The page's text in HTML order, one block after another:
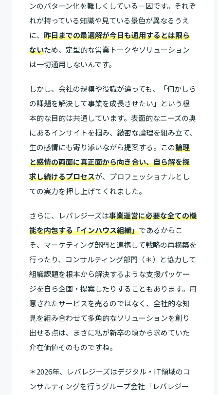
ンのパターン化を難しくしている一因です。それぞ
れが持っている知識や見ている景色が異なるうえ
に、 昨日までの最適解が今日も通用するとは限ら
ないため、定型的な営業トークやソリューション
は一切通用しないんです。
しかし、会社の規模や役職が違っても、「何かしら
の課題を解決して事業を成長させたい」という根
本的な目的は共通しています。表面的なニーズの奥
にあるインサイトを掴み、緻密な論理を組み立て、
生の感情にも寄り添いながら提案する。この論理
と感情の両面に真正面から向き合い、自ら解を探
求し続けるプロセスが、プロフェッショナルとし
ての実力を押し上げてくれました。
さらに、レバレジーズは事業運営に必要な全ての機
能を内包する「インハウス組織」であるからこ
そ、マーケティング部門と連携して戦略の再構築を
行ったり、コンサルティング部門（＊）と協力して
組織課題を根本から解決するような支援パッケー
ジを自ら企画・提案したりすることもあります。用
意されたサービスを売るのではなく、全社的な知
見を組み合わせて多角的なソリューションを創り
出せる点は、まさに私が新卒の頃から求めていた
介在価値そのものですね。
＊2026年、レバレジーズはデジタル・IT領域のコ
ンサルティングを行うグループ会社「レバレジー